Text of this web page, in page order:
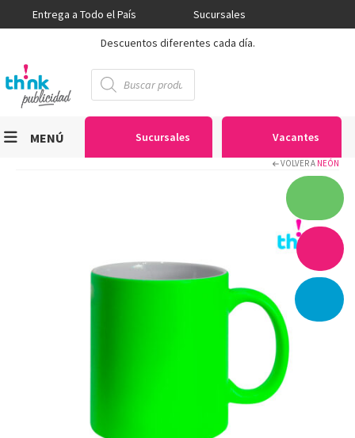
Entrega a Todo el País
Sucursales
Descuentos diferentes cada día.
Búsqueda
de
productos
Sucursales Vacantes
MENÚ
Gran Formato
Facturación
VOLVER A NEÓN